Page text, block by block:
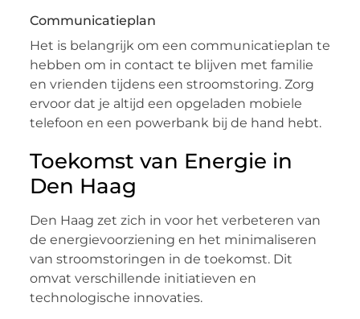
Communicatieplan
Het is belangrijk om een communicatieplan te
hebben om in contact te blijven met familie
en vrienden tijdens een stroomstoring. Zorg
ervoor dat je altijd een opgeladen mobiele
telefoon en een powerbank bij de hand hebt.
Toekomst van Energie in
Den Haag
Den Haag zet zich in voor het verbeteren van
de energievoorziening en het minimaliseren
van stroomstoringen in de toekomst. Dit
omvat verschillende initiatieven en
technologische innovaties.